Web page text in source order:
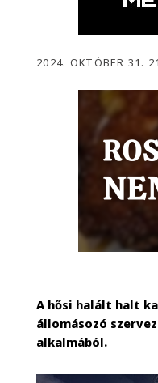
2024. OKTÓBER 31.
A hősi halált halt
állomásozó
alkalmából.